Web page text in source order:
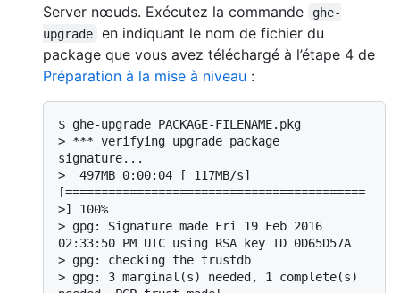
Server nœuds. Exécutez la commande
ghe-
upgrade
en indiquant le nom de fichier du
package que vous avez téléchargé à l’étape 4 de
Préparation à la mise à niveau :
$ ghe-upgrade PACKAGE-FILENAME.pkg
> *** verifying upgrade package
signature...
>
497MB 0:00:04 [ 117MB/s]
[==========================================
>] 100%
> gpg: Signature made Fri 19 Feb 2016
02:33:50 PM UTC using RSA key ID 0D65D57A
> gpg: checking the trustdb
> gpg: 3 marginal(s) needed, 1 complete(s)